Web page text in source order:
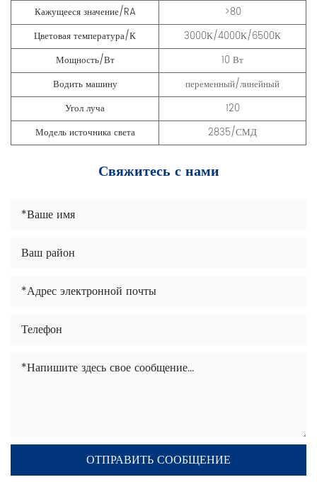
Кажущееся значение/RA
>80
Цветовая температура/К
3000К/4000К/6500К
Мощность/Вт
10 Вт
Водить машину
переменный/линейный
Угол луча
120
Модель источника света
2835/СМД
Свяжитесь с нами